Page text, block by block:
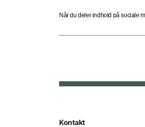
Når du deler indhold på sociale
Kontakt